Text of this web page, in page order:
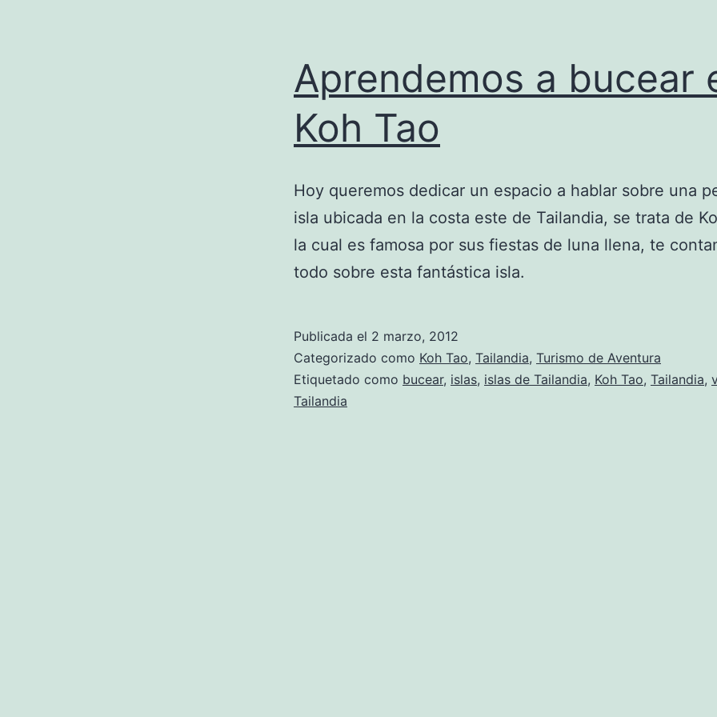
Aprendemos a bucear
Koh Tao
Hoy queremos dedicar un espacio a hablar sobre una
isla ubicada en la costa este de Tailandia, se trata de
la cual es famosa por sus fiestas de luna llena, te
todo sobre esta fantástica isla.
Publicada el 2 marzo, 2012
Categorizado como Koh Tao, Tailandia, Turismo de Aventura
Etiquetado como bucear, islas, islas de Tailandia, Koh Tao, Tailandia,
Tailandia